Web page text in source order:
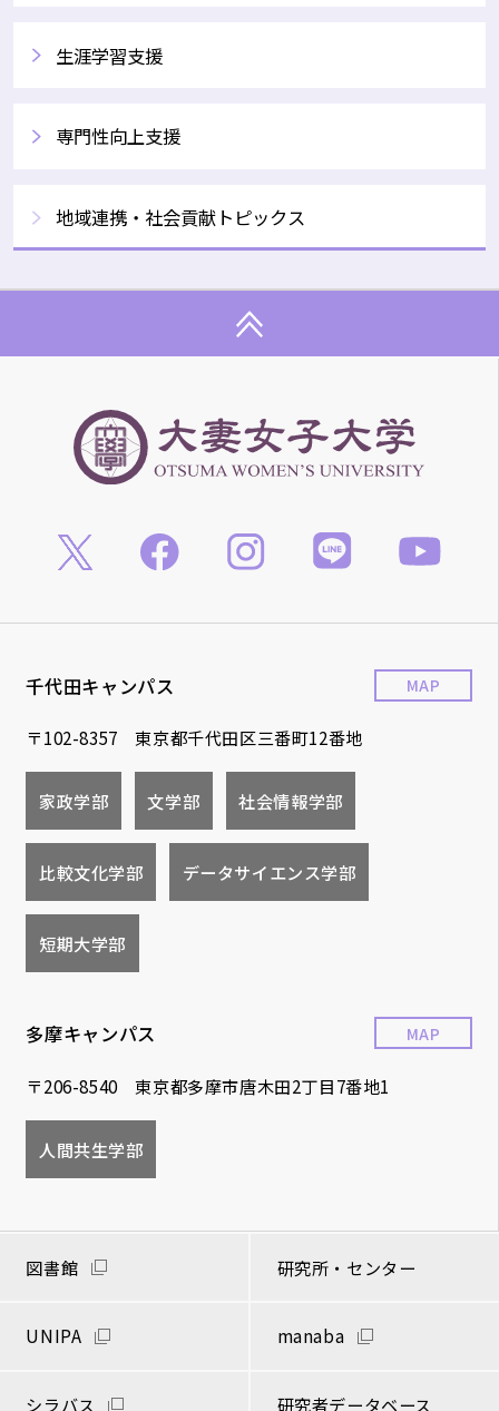
生涯学習支援
専門性向上支援
地域連携・社会貢献トピックス
千代田キャンパス
〒102-8357 東京都千代田区三番町12番地
MAP
家政学部 文学部 社会情報学部
比較文化学部 データサイエンス学部
短期大学部
多摩キャンパス
〒206-8540 東京都多摩市唐木田2丁目7番地1
MAP
人間共生学部
図書館 研究所・センター
UNIPA manaba
シラバス 研究者データベース